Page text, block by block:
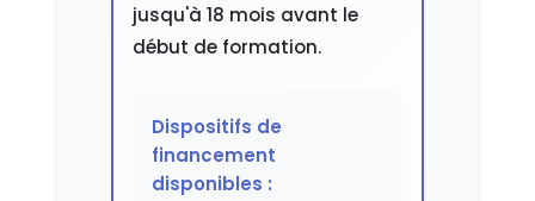
jusqu'à 18 mois avant le
début de formation.
Dispositifs de
financement
disponibles :